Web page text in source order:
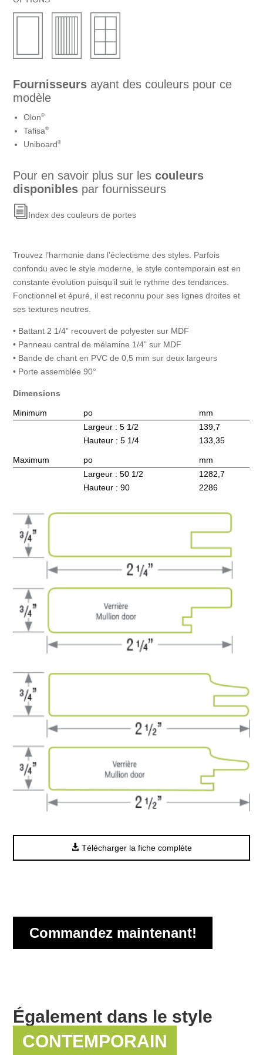
Fournisseurs ayant des couleurs pour ce
modèle
Olon®
Tafisa®
Uniboard®
Pour en savoir plus sur lescouleurs
disponibles par fournisseurs
Index des couleurs de portes
Trouvez l’harmonie dans l’éclectisme des styles. Parfois
confondu avec le style moderne, le style contemporain est en
constante évolution puisqu’il suit le rythme des tendances.
Fonctionnel et épuré, il est reconnu pour ses lignes droites et
ses textures neutres.
• Battant 2 1/4” recouvert de polyester sur MDF
• Panneau central de mélamine 1/4” sur MDF
• Bande de chant en PVC de 0,5 mm sur deux largeurs
• Porte assemblée 90°
Dimensions
Minimum po
mm
Largeur : 5 1/2
Hauteur : 5 1/4
139,7
133,35
Maximum po
mm
Largeur : 50 1/2
Hauteur : 90
1282,7
2286
Télécharger la fiche complète
Commandez maintenant!
Également dans le style
CONTEMPORAIN